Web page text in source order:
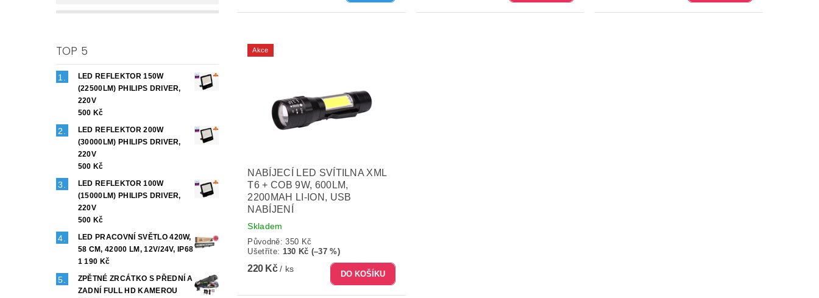
TOP 5
LED REFLEKTOR 150W
(22500LM) PHILIPS DRIVER,
220V
500 Kč
LED REFLEKTOR 200W
(30000LM) PHILIPS DRIVER,
220V
500 Kč
LED REFLEKTOR 100W
(15000LM) PHILIPS DRIVER,
220V
500 Kč
LED PRACOVNÍ SVĚTLO 420W,
58 CM, 42000 LM, 12V/24V, IP68
1 190 Kč
ZPĚTNÉ ZRCÁTKO S PŘEDNÍ A
ZADNÍ FULL HD KAMEROU
Akce
NABÍJECÍ LED SVÍTILNA XML
T6 + COB 9W, 600LM,
2200MAH LI-ION, USB
NABÍJENÍ
Skladem
Původně:350 Kč
Ušetříte: 130 Kč (–37 %)
220 Kč/ ks